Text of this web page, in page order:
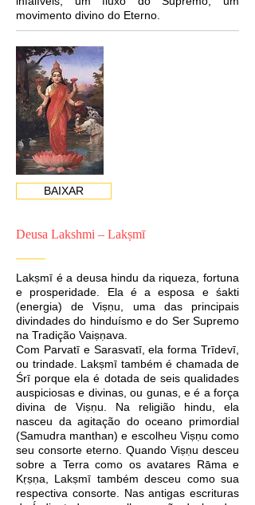
movimento divino do Eterno.
BAIXAR
Deusa Lakshmi – Lakṣmī
Lakṣmī é a deusa hindu da riqueza, fortuna
e prosperidade. Ela é a esposa e śakti
(energia) de Viṣṇu, uma das principais
divindades do hinduísmo e do Ser Supremo
na Tradição Vaiṣṇava.
Com Parvatī e Sarasvatī, ela forma Trīdevī,
ou trindade. Lakṣmī também é chamada de
Śrī porque ela é dotada de seis qualidades
auspiciosas e divinas, ou gunas, e é a força
divina de Viṣṇu. Na religião hindu, ela
nasceu da agitação do oceano primordial
(Samudra manthan) e escolheu Viṣṇu como
seu consorte eterno. Quando Viṣṇu desceu
sobre a Terra como os avatares Rāma e
Kṛṣṇa, Lakṣmī também desceu como sua
respectiva consorte. Nas antigas escrituras